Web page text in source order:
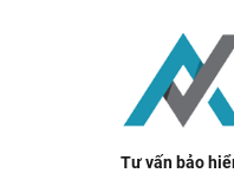
Tư vấn bảo